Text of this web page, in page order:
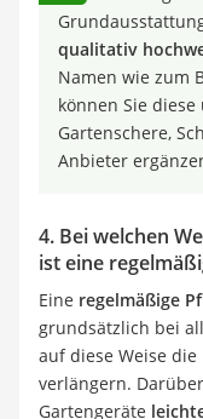
qualitativ
Namen wie zum
können Sie
Gartenschere,
Anbieter
4. Bei welchen
ist eine
Eine regelmäßige
grundsätzlich bei
auf diese Weise
verlängern.
Gartengeräte